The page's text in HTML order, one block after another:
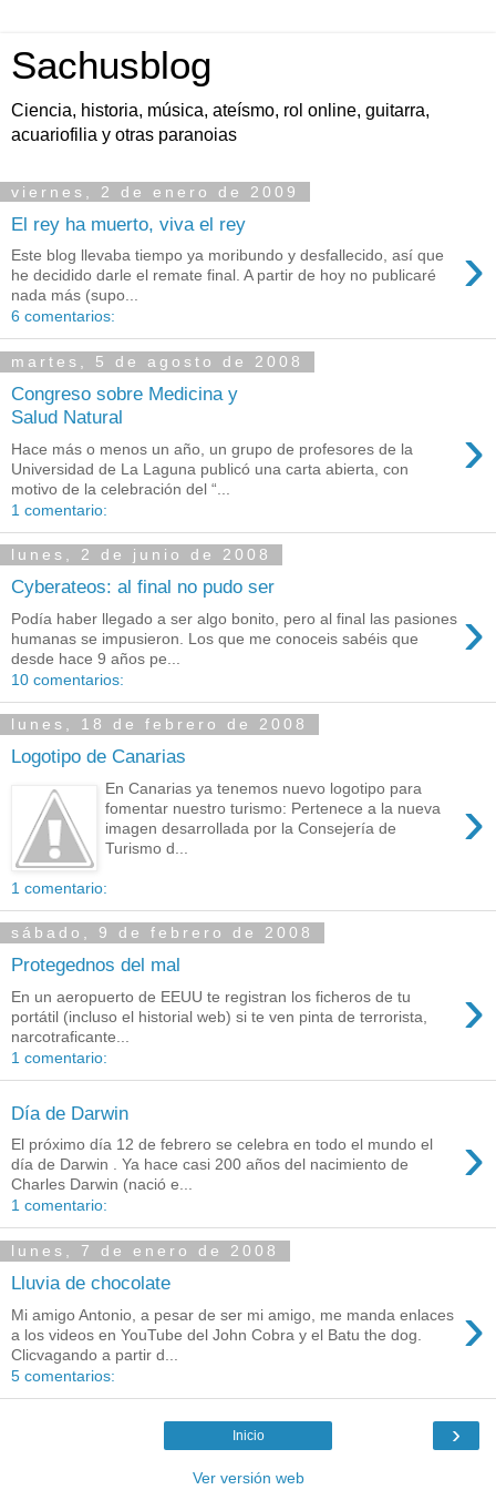
Sachusblog
Ciencia, historia, música, ateísmo, rol online, guitarra,
acuariofilia y otras paranoias
viernes, 2 de enero de 2009
El rey ha muerto, viva el rey
›
Este blog llevaba tiempo ya moribundo y desfallecido, así que
he decidido darle el remate final. A partir de hoy no publicaré
nada más (supo...
6 comentarios:
martes, 5 de agosto de 2008
Congreso sobre Medicina y
Salud Natural
›
Hace más o menos un año, un grupo de profesores de la
Universidad de La Laguna publicó una carta abierta, con
motivo de la celebración del “...
1 comentario:
lunes, 2 de junio de 2008
Cyberateos: al final no pudo ser
›
Podía haber llegado a ser algo bonito, pero al final las pasiones
humanas se impusieron. Los que me conoceis sabéis que
desde hace 9 años pe...
10 comentarios:
lunes, 18 de febrero de 2008
Logotipo de Canarias
›
En Canarias ya tenemos nuevo logotipo para
fomentar nuestro turismo: Pertenece a la nueva
imagen desarrollada por la Consejería de
Turismo d...
1 comentario:
sábado, 9 de febrero de 2008
Protegednos del mal
›
En un aeropuerto de EEUU te registran los ficheros de tu
portátil (incluso el historial web) si te ven pinta de terrorista,
narcotraficante...
1 comentario:
Día de Darwin
›
El próximo día 12 de febrero se celebra en todo el mundo el
día de Darwin . Ya hace casi 200 años del nacimiento de
Charles Darwin (nació e...
1 comentario:
lunes, 7 de enero de 2008
Lluvia de chocolate
›
Mi amigo Antonio, a pesar de ser mi amigo, me manda enlaces
a los videos en YouTube del John Cobra y el Batu the dog.
Clicvagando a partir d...
5 comentarios:
›
Inicio
Ver versión web